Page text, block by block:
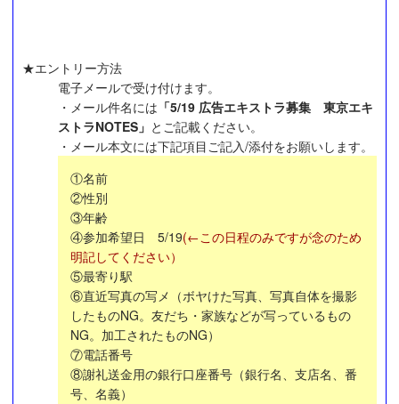
★エントリー方法
電子メールで受け付けます。
・メール件名には 「5/19 広告エキストラ募集 東京エキ
ストラNOTES」 とご記載ください。
・メール本文には下記項目ご記入/添付をお願いします。
①名前
②性別
③年齢
④参加希望日 5/19(←この日程のみですが念のため
明記してください）
⑤最寄り駅
⑥直近写真の写メ（ボヤけた写真、写真自体を撮影
したものNG。友だち・家族などが写っているもの
NG。加工されたものNG）
⑦電話番号
⑧謝礼送金用の銀行口座番号（銀行名、支店名、番
号、名義）